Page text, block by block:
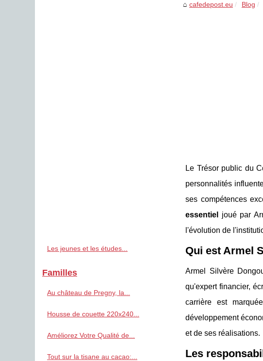
cafedepost.eu Blog
Le Trésor public du
personnalités
ses compétences
essentiel
joué par
l'évolution de
Qui est Armel
Armel Silvère
qu'expert financier,
carrière est
développement
et de ses réalisations.
Les
Les jeunes et les études...
Familles
Au château de Pregny, la...
Housse de couette 220x240...
Améliorez Votre Qualité de...
Tout sur la tisane au cacao:...